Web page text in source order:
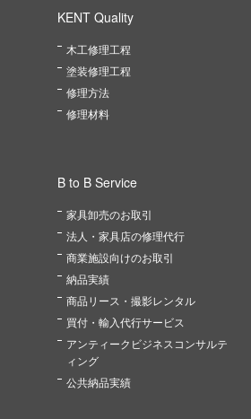
KENT Quality
木工修理工程
塗装修理工程
修理方法
修理材料
B to B Service
家具卸売のお取引
法人・家具店の修理代行
商業施設向けのお取引
納品実績
商品リース・撮影レンタル
買付・輸入代行サービス
アンティークビジネスコンサルテ
ィング
公共納品実績